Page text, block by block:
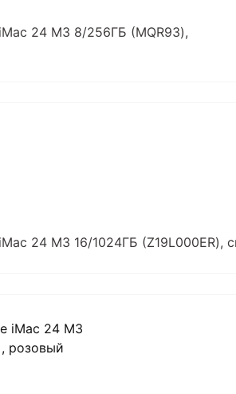
24 M3 8/256ГБ (MQR93),
24 M3 16/1024ГБ (Z19L000ER),